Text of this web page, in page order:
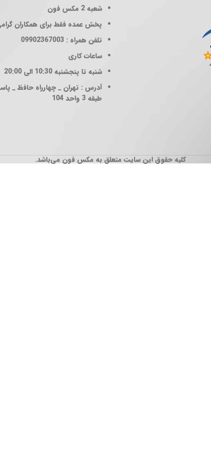
شعبه 2
مکس فون
پخش عمده فقط برای همکاران
تلفن همراه : 09902367003
ساعات کاری
شنبه تا پنجشنبه 10:30 الی 20:00
آدرس : تهران _ چهارراه حافظ _
طبقه 3 واحد 104
کلیه حقوق این سایت متعلق به مکس فون می‌باشد.